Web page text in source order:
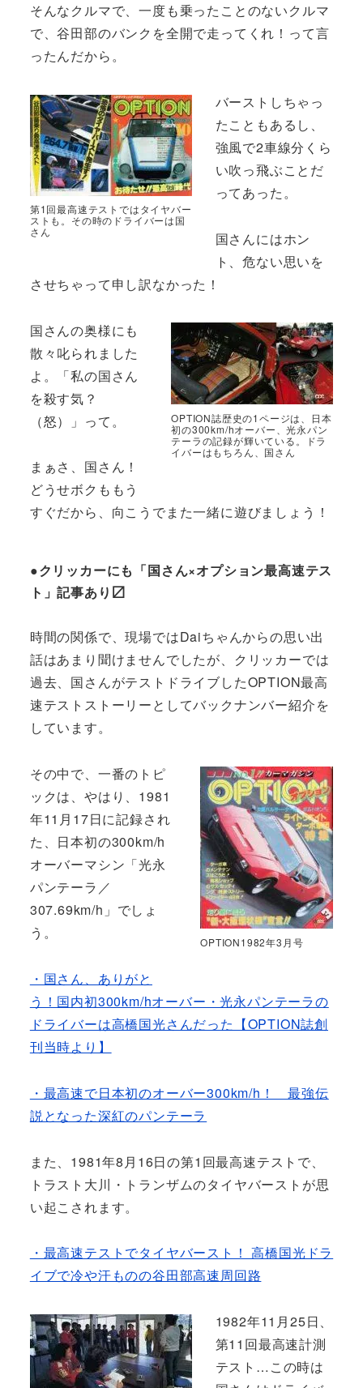
そんなクルマで、一度も乗ったことのないクルマ
で、谷田部のバンクを全開で走ってくれ！って言
ったんだから。
第1回最高速テストではタイヤバー
ストも。その時のドライバーは国
さん
バーストしちゃっ
たこともあるし、
強風で2車線分くら
い吹っ飛ぶことだ
ってあった。
国さんにはホン
ト、危ない思いを
させちゃって申し訳なかった！
OPTION誌歴史の1ページは、日本
初の300km/hオーバー、光永パン
テーラの記録が輝いている。ドラ
イバーはもちろん、国さん
国さんの奥様にも
散々叱られました
よ。「私の国さん
を殺す気？
（怒）」って。
まぁさ、国さん！
どうせボクももう
すぐだから、向こうでまた一緒に遊びましょう！
●クリッカーにも「国さん×オプション最高速テス
ト」記事あり〼
時間の関係で、現場ではDaiちゃんからの思い出
話はあまり聞けませんでしたが、クリッカーでは
過去、国さんがテストドライブしたOPTION最高
速テストストーリーとしてバックナンバー紹介を
しています。
OPTION1982年3月号
その中で、一番のトピ
ックは、やはり、1981
年11月17日に記録され
た、日本初の300km/h
オーバーマシン「光永
パンテーラ／
307.69km/h」でしょ
う。
・国さん、ありがと
う！国内初300km/hオーバー・光永パンテーラの
ドライバーは高橋国光さんだった【OPTION誌創
刊当時より】
・最高速で日本初のオーバー300km/h！ 最強伝
説となった深紅のパンテーラ
また、1981年8月16日の第1回最高速テストで、
トラスト大川・トランザムのタイヤバーストが思
い起こされます。
・最高速テストでタイヤバースト！ 高橋国光ドラ
イブで冷や汗ものの谷田部高速周回路
1982年11月25日、
第11回最高速計測
テスト…この時は